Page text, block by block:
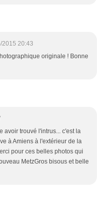
2015 20:43
originale ! Bonne
avoir trouvé l'intrus... c'est la
à Amiens à l'extérieur de la
pour ces belles photos qui
MetzGros bisous et belle